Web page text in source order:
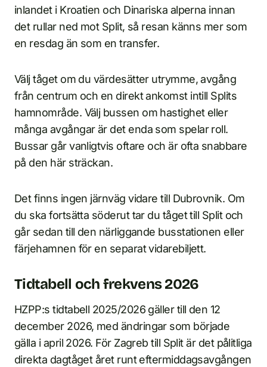
inlandet i Kroatien och Dinariska alperna innan
det rullar ned mot Split, så resan känns mer som
en resdag än som en transfer.
Välj tåget om du värdesätter utrymme, avgång
från centrum och en direkt ankomst intill Splits
hamnområde. Välj bussen om hastighet eller
många avgångar är det enda som spelar roll.
Bussar går vanligtvis oftare och är ofta snabbare
på den här sträckan.
Det finns ingen järnväg vidare till Dubrovnik. Om
du ska fortsätta söderut tar du tåget till Split och
går sedan till den närliggande busstationen eller
färjehamnen för en separat vidarebiljett.
Tidtabell och frekvens 2026
HZPP:s tidtabell 2025/2026 gäller till den 12
december 2026, med ändringar som började
gälla i april 2026. För Zagreb till Split är det pålitliga
direkta dagtåget året runt eftermiddagsavgången